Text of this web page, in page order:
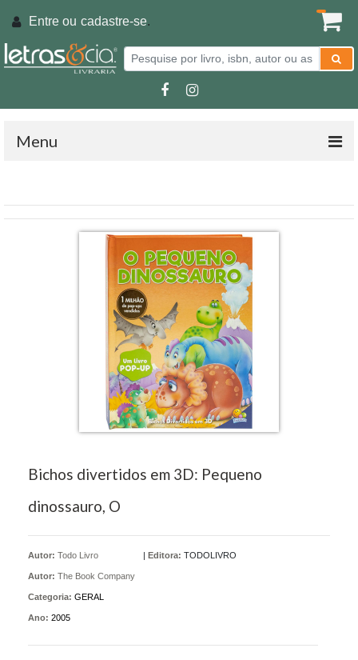
Entre ou cadastre-se.
Menu
Bichos divertidos em 3D: Pequeno
dinossauro, O
Autor: Todo Livro
Autor: The Book Company
| Editora: TODOLIVRO
Categoria: GERAL
Ano: 2005